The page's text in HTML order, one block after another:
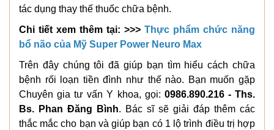
tác dụng thay thế thuốc chữa bệnh.
Chi tiết xem thêm tại: >>> Thực phẩm chức năng
bổ não của Mỹ Super Power Neuro Max
Trên đây chúng tôi đã giúp bạn tìm hiểu cách chữa
bệnh rối loạn tiền đình như thế nào. Bạn muốn gặp
Chuyên gia tư vấn Y khoa, gọi: 0986.890.216 - Ths.
Bs. Phan Đăng Bình. Bác sĩ sẽ giải đáp thêm các
thắc mắc cho bạn và giúp bạn có 1 lộ trình điều trị hợp